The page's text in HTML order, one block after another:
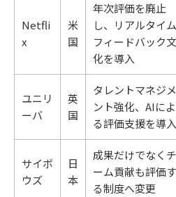
Netfli
x
米
国
年次評価を廃止
し、リアルタイム
フィードバック文
化を導入
ユニリ
ーバ
英
国
タレントマネジメ
ント強化、AIによ
る評価支援を導入
サイボ
ウズ
日
本
成果だけでなくチ
ーム貢献も評価す
る制度へ変更